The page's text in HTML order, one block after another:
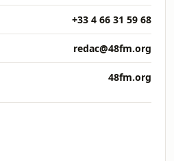
+33 4 66 31 59 68
redac@48fm.org
48fm.org